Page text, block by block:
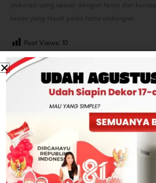
dekorasi yang sesuai dengan tema dan
kesan yang tepat pada tamu undangan.
Post Views: 10
Share:
Facebook
Leave a Comment